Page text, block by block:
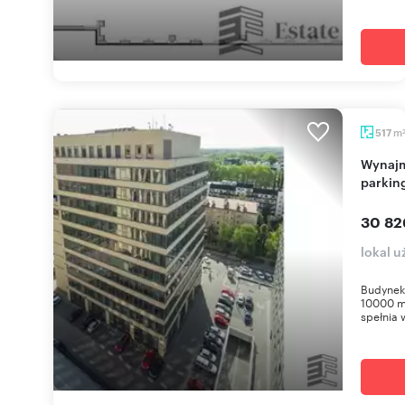
517 m2
Wynajmę nowoczesny lokal biurowy 517 m² z
30
lokal
10000
spełnia